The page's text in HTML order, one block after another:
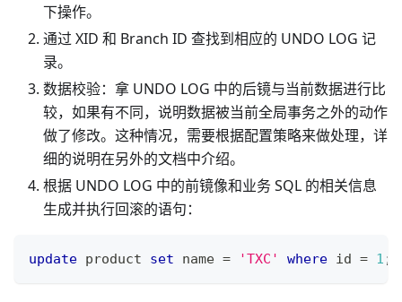
下操作。
通过 XID 和 Branch ID 查找到相应的 UNDO LOG 记
录。
数据校验：拿 UNDO LOG 中的后镜与当前数据进行比
较，如果有不同，说明数据被当前全局事务之外的动作
做了修改。这种情况，需要根据配置策略来做处理，详
细的说明在另外的文档中介绍。
根据 UNDO LOG 中的前镜像和业务 SQL 的相关信息
生成并执行回滚的语句：
update product set name = 'TXC' where id = 1 ;